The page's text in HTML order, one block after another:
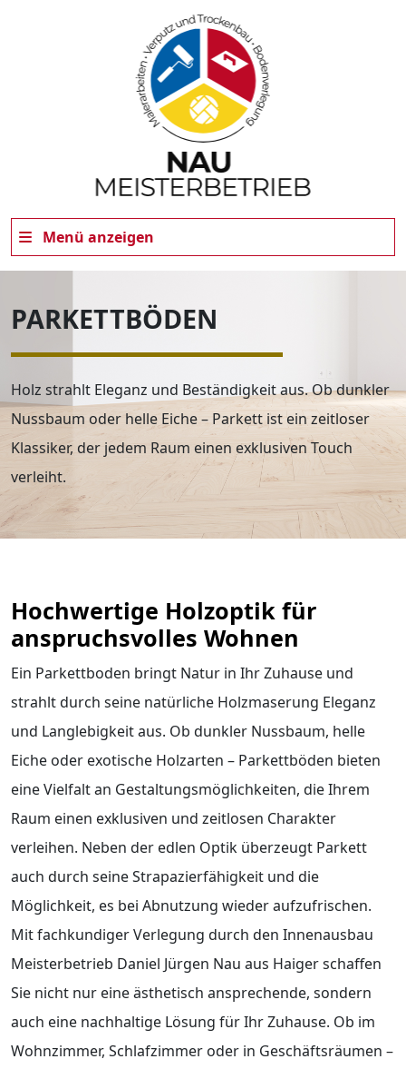
Menü anzeigen
PARKETTBÖDEN
Holz strahlt Eleganz und Beständigkeit aus. Ob dunkler
Nussbaum oder helle Eiche – Parkett ist ein zeitloser
Klassiker, der jedem Raum einen exklusiven Touch
verleiht.
Hochwertige Holzoptik für
anspruchsvolles Wohnen
Ein Parkettboden bringt Natur in Ihr Zuhause und
strahlt durch seine natürliche Holzmaserung Eleganz
und Langlebigkeit aus. Ob dunkler Nussbaum, helle
Eiche oder exotische Holzarten – Parkettböden bieten
eine Vielfalt an Gestaltungsmöglichkeiten, die Ihrem
Raum einen exklusiven und zeitlosen Charakter
verleihen. Neben der edlen Optik überzeugt Parkett
auch durch seine Strapazierfähigkeit und die
Möglichkeit, es bei Abnutzung wieder aufzufrischen.
Mit fachkundiger Verlegung durch den Innenausbau
Meisterbetrieb Daniel Jürgen Nau aus Haiger schaffen
Sie nicht nur eine ästhetisch ansprechende, sondern
auch eine nachhaltige Lösung für Ihr Zuhause. Ob im
Wohnzimmer, Schlafzimmer oder in Geschäftsräumen –